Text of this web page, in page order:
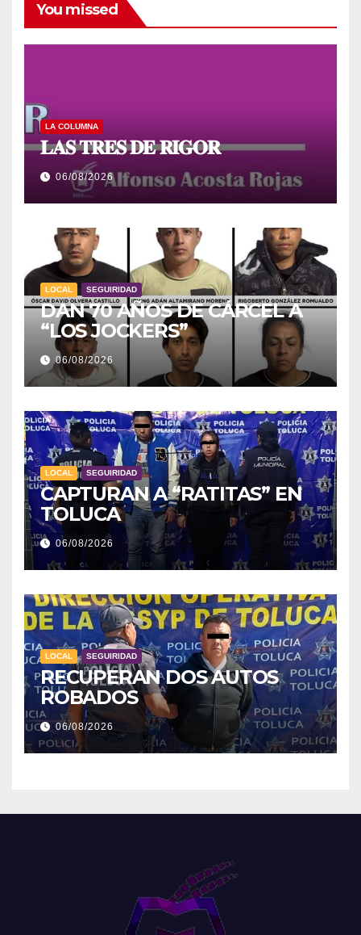
You missed
LA COLUMNA
𝐋𝐀𝐒 𝐓𝐑𝐄𝐒 𝐃𝐄 𝐑𝐈𝐆𝐎𝐑
06/08/2026
LOCAL SEGUIRIDAD
DAN 70 AÑOS DE CÁRCEL A
“LOS JOCKERS”
06/08/2026
LOCAL SEGUIRIDAD
CAPTURAN A “RATITAS” EN
TOLUCA
06/08/2026
LOCAL SEGUIRIDAD
RECUPERAN DOS AUTOS
ROBADOS
06/08/2026